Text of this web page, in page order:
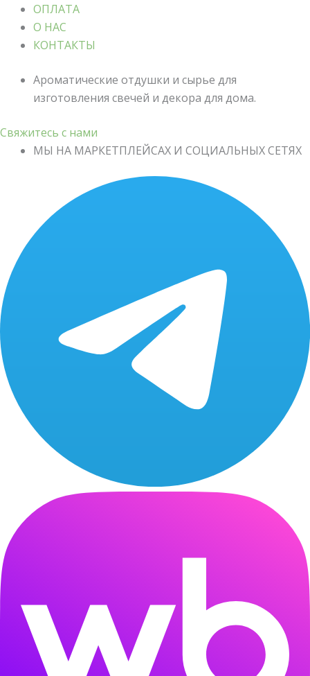
ОПЛАТА
О НАС
КОНТАКТЫ
Ароматические отдушки и сырье для
изготовления свечей и декора для дома.
Свяжитесь с нами
МЫ НА МАРКЕТПЛЕЙСАХ И СОЦИАЛЬНЫХ СЕТЯХ